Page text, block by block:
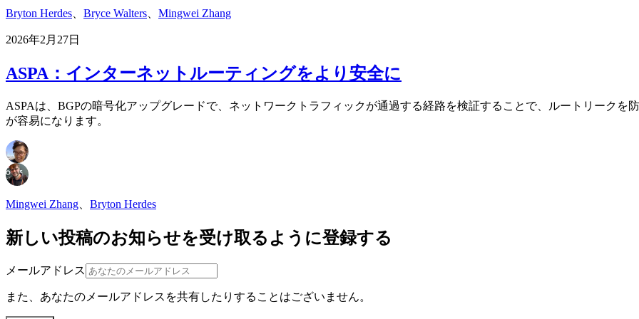
Bryton Herdes Bryce Walters Mingwei Zhang
2026年2月27日
ASPA：インターネットルーティングをより安全に
ASPAは、BGPの暗号化アップグレードで、ネットワークトラフィックが通過する経路を検証することで、ルートリークを
が容易になります。
Mingwei Zhang Bryton Herdes
新しい投稿のお知らせを受け取るように登録する
メールアドレス
また、あなたのメールアドレスを共有したりすることはございません。